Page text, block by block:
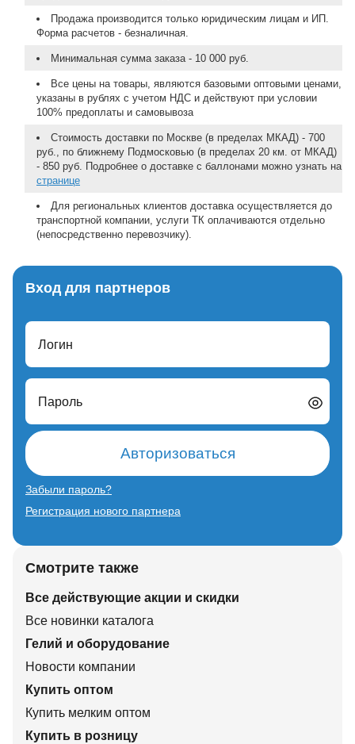
Продажа производится только юридическим лицам и ИП.
Форма расчетов - безналичная.
Минимальная сумма заказа - 10 000 руб.
Все цены на товары, являются базовыми оптовыми ценами,
указаны в рублях с учетом НДС и действуют при условии
100% предоплаты и самовывоза
Стоимость доставки по Москве (в пределах МКАД) - 700
руб., по ближнему Подмосковью (в пределах 20 км. от МКАД)
- 850 руб. Подробнее о доставке с баллонами можно узнать на
странице
Для региональных клиентов доставка осуществляется до
транспортной компании, услуги ТК оплачиваются отдельно
(непосредственно перевозчику).
Вход для партнеров
Логин
Пароль
Авторизоваться
Забыли пароль?
Регистрация нового партнера
Смотрите также
Все действующие акции и скидки
Все новинки каталога
Гелий и оборудование
Новости компании
Купить оптом
Купить мелким оптом
Купить в розницу